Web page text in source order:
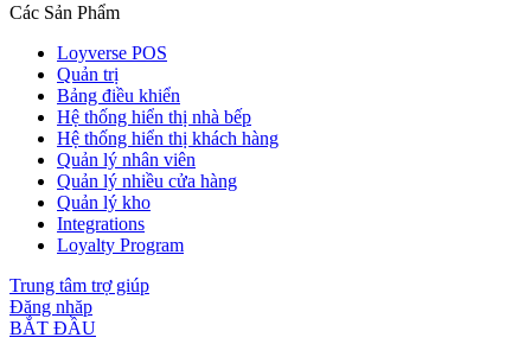
Các Sản Phẩm
Loyverse POS
Quản trị
Bảng điều khiển
Hệ thống hiển thị nhà bếp
Hệ thống hiển thị khách hàng
Quản lý nhân viên
Quản lý nhiều cửa hàng
Quản lý kho
Integrations
Loyalty Program
Trung tâm trợ giúp
Đăng nhăp
BẮT ĐẦU